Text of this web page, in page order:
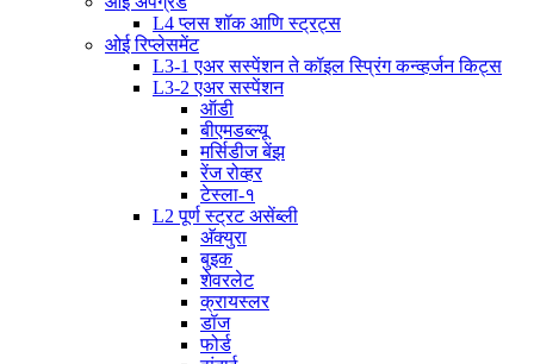
L4 प्लस शॉक आणि स्ट्रट्स
ओई रिप्लेसमेंट
L3-1 एअर सस्पेंशन ते कॉइल स्प्रिंग कन्व्हर्जन किट्स
L3-2 एअर सस्पेंशन
ऑडी
बीएमडब्ल्यू
मर्सिडीज बेंझ
रेंज रोव्हर
टेस्ला-१
L2 पूर्ण स्ट्रट असेंब्ली
अ‍ॅक्युरा
बुइक
शेवरलेट
क्रायस्लर
डॉज
फोर्ड